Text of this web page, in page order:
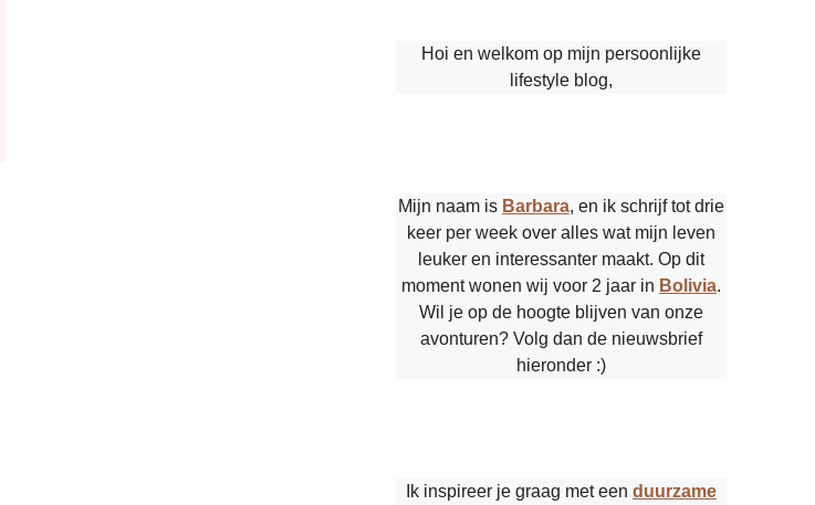
Hoi en welkom op mijn persoonlijke
lifestyle blog,
Mijn naam is Barbara, en ik schrijf tot drie
keer per week over alles wat mijn leven
leuker en interessanter maakt. Op dit
moment wonen wij voor 2 jaar in Bolivia.
Wil je op de hoogte blijven van onze
avonturen? Volg dan de nieuwsbrief
hieronder :)
Ik inspireer je graag met een duurzame